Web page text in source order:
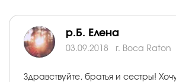
р.Б. Елена
03.09.2018 г. Boca Raton
Здравствуйте, братья и сестры!